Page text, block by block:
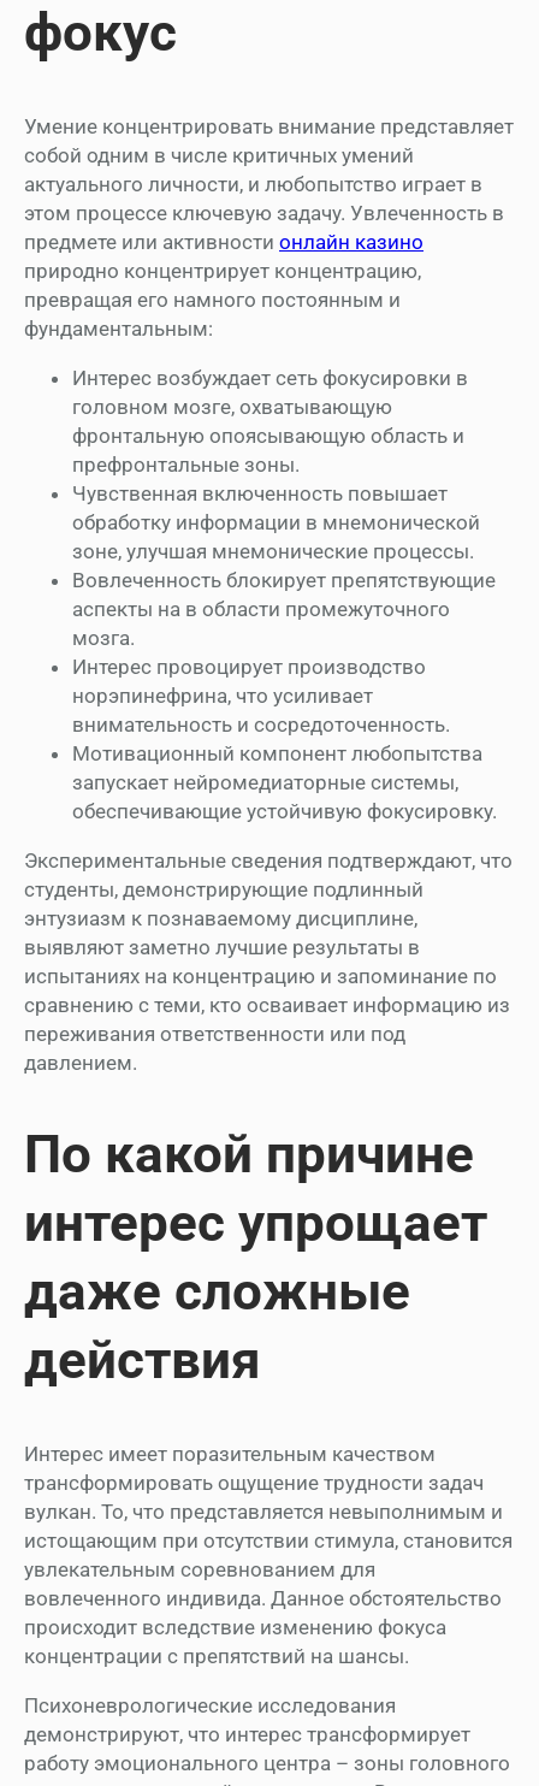
фокус
Умение концентрировать внимание представляет
собой одним в числе критичных умений
актуального личности, и любопытство играет в
этом процессе ключевую задачу. Увлеченность в
предмете или активности онлайн казино
природно концентрирует концентрацию,
превращая его намного постоянным и
фундаментальным:
Интерес возбуждает сеть фокусировки в
головном мозге, охватывающую
фронтальную опоясывающую область и
префронтальные зоны.
Чувственная включенность повышает
обработку информации в мнемонической
зоне, улучшая мнемонические процессы.
Вовлеченность блокирует препятствующие
аспекты на в области промежуточного
мозга.
Интерес провоцирует производство
норэпинефрина, что усиливает
внимательность и сосредоточенность.
Мотивационный компонент любопытства
запускает нейромедиаторные системы,
обеспечивающие устойчивую фокусировку.
Экспериментальные сведения подтверждают, что
студенты, демонстрирующие подлинный
энтузиазм к познаваемому дисциплине,
выявляют заметно лучшие результаты в
испытаниях на концентрацию и запоминание по
сравнению с теми, кто осваивает информацию из
переживания ответственности или под
давлением.
По какой причине
интерес упрощает
даже сложные
действия
Интерес имеет поразительным качеством
трансформировать ощущение трудности задач
вулкан. То, что представляется невыполнимым и
истощающим при отсутствии стимула, становится
увлекательным соревнованием для
вовлеченного индивида. Данное обстоятельство
происходит вследствие изменению фокуса
концентрации с препятствий на шансы.
Психоневрологические исследования
демонстрируют, что интерес трансформирует
работу эмоционального центра – зоны головного